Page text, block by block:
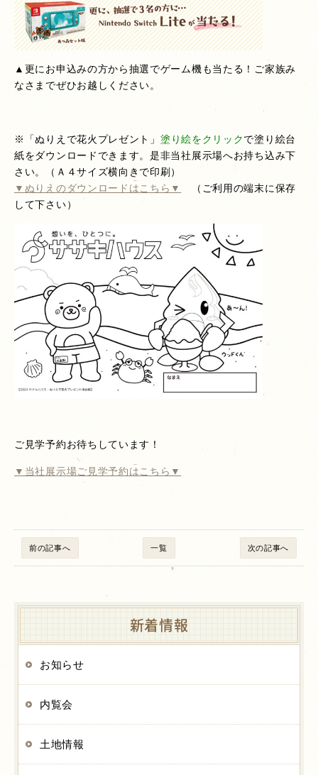
▲更にお申込みの方から抽選でゲーム機も当たる！ご家族み
なさまでぜひお越しください。
※「ぬりえで花火プレゼント」 塗り絵をクリックで塗り絵台
紙をダウンロードできます。是非当社展示場へお持ち込み下
さい。（Ａ４サイズ横向きで印刷）
▼ぬりえのダウンロードはこちら▼
（ご利用の端末に保存
して下さい）
ご見学予約お待ちしています！
▼当社展示場ご見学予約はこちら▼
前の記事へ 一覧 次の記事へ
新着情報
お知らせ
内覧会
土地情報